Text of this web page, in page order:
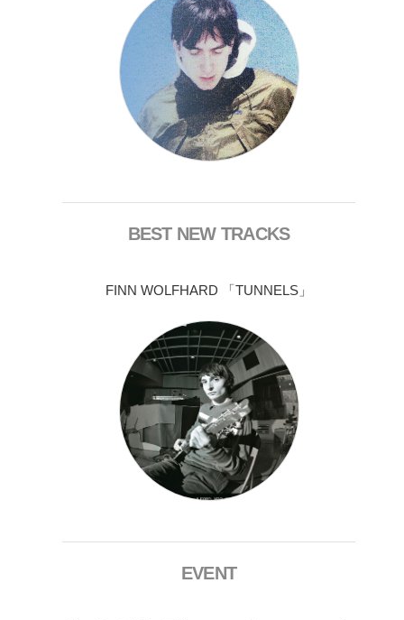
BEST NEW TRACKS
FINN WOLFHARD 「TUNNELS」
EVENT